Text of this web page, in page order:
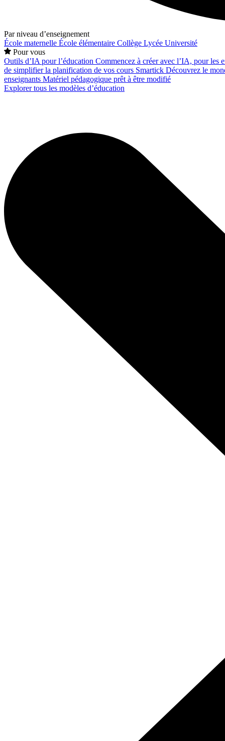
Par niveau d’enseignement
École maternelle École élémentaire Collège Lycée Université
Pour vous
Outils d’IA pour l’éducation Commencez à créer avec l’IA, pour les
de simplifier la planification de vos cours Smartick Découvrez le
enseignants Matériel pédagogique prêt à être modifié
Explorer tous les modèles d’éducation